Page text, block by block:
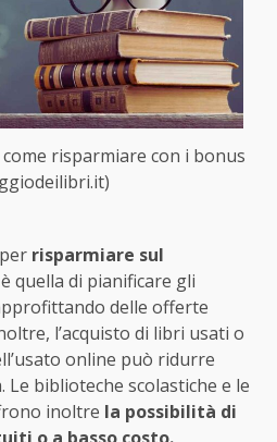
risparmiare con i bonus
risparmiare sul
è quella di pianificare gli
delle offerte
l’acquisto di libri usati o
online può ridurre
Le biblioteche scolastiche e le
inoltre la possibilità di
o a basso costo.